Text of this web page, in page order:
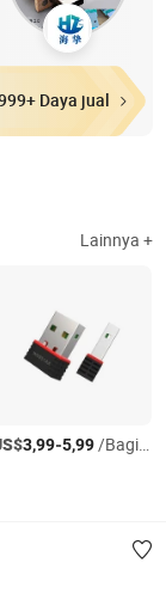
Daya jual
Lainnya +
3,99-5,99/Bagian